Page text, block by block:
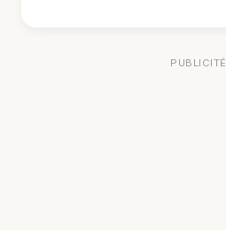
PUBLICITÉ